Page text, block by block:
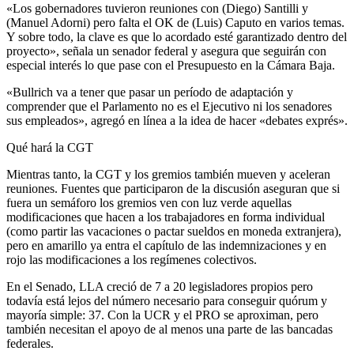
«Los gobernadores tuvieron reuniones con (Diego) Santilli y
(Manuel Adorni) pero falta el OK de (Luis) Caputo en varios temas.
Y sobre todo, la clave es que lo acordado esté garantizado dentro del
proyecto», señala un senador federal y asegura que seguirán con
especial interés lo que pase con el Presupuesto en la Cámara Baja.
«Bullrich va a tener que pasar un período de adaptación y
comprender que el Parlamento no es el Ejecutivo ni los senadores
sus empleados», agregó en línea a la idea de hacer «debates exprés».
Qué hará la CGT
Mientras tanto, la CGT y los gremios también mueven y aceleran
reuniones. Fuentes que participaron de la discusión aseguran que si
fuera un semáforo los gremios ven con luz verde aquellas
modificaciones que hacen a los trabajadores en forma individual
(como partir las vacaciones o pactar sueldos en moneda extranjera),
pero en amarillo ya entra el capítulo de las indemnizaciones y en
rojo las modificaciones a los regímenes colectivos.
En el Senado, LLA creció de 7 a 20 legisladores propios pero
todavía está lejos del número necesario para conseguir quórum y
mayoría simple: 37. Con la UCR y el PRO se aproximan, pero
también necesitan el apoyo de al menos una parte de las bancadas
federales.